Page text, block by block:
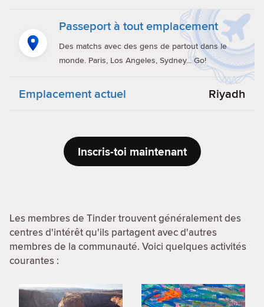
Passeport à tout emplacement
Des matchs avec des gens de partout dans le
monde. Paris, Los Angeles, Sydney... Go!
Emplacement actuel Riyadh
Inscris-toi maintenant
Les membres de Tinder trouvent généralement des
centres d'intérêt qu'ils partagent avec d'autres
membres de la communauté. Voici quelques activités
courantes :